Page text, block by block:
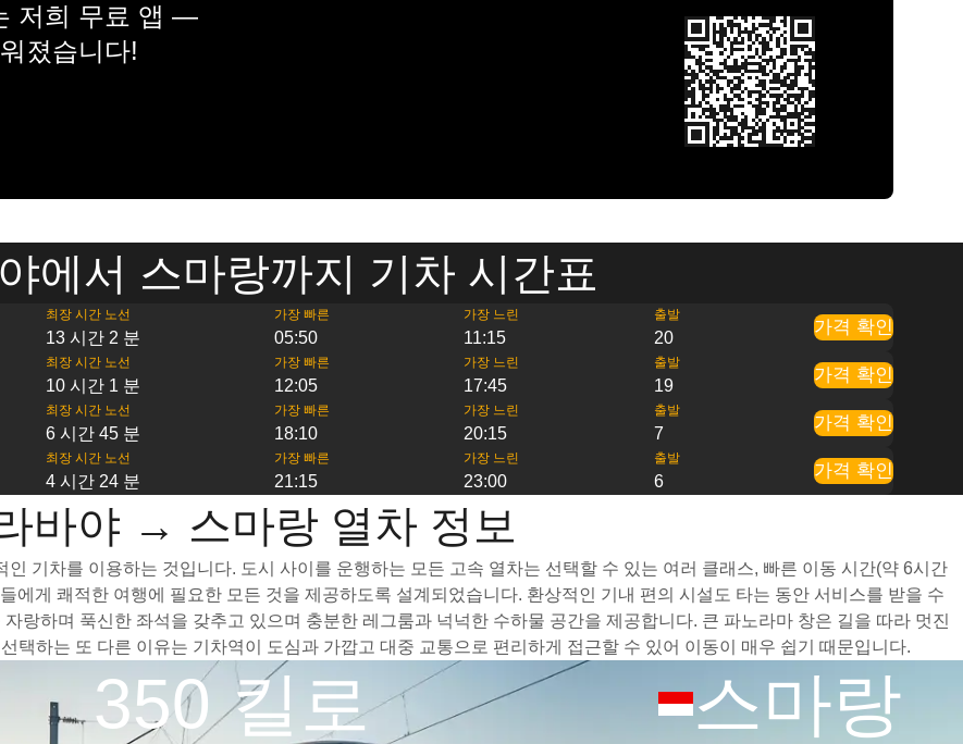
저희 무료 앱 —
졌습니다!
에서 스마랑까지 기차 시간표
최장 시간 노선
13 시간 2 분
가장 빠른
05:50
가장 느린
11:15
출발
20
가격 확인
최장 시간 노선
10 시간 1 분
가장 빠른
12:05
가장 느린
17:45
출발
19
가격 확인
최장 시간 노선
6 시간 45 분
가장 빠른
18:10
가장 느린
20:15
출발
7
가격 확인
최장 시간 노선
4 시간 24 분
가장 빠른
21:15
가장 느린
23:00
출발
6
가격 확인
바야 → 스마랑 열차 정보
기차를 이용하는 것입니다. 도시 사이를 운행하는 모든 고속 열차는 선택할 수 있는 여러 클래스, 빠른 이동 시간(약 6시간
에게 쾌적한 여행에 필요한 모든 것을 제공하도록 설계되었습니다. 환상적인 기내 편의 시설도 타는 동안 서비스를 받을 수
랑하며 푹신한 좌석을 갖추고 있으며 충분한 레그룸과 넉넉한 수하물 공간을 제공합니다. 큰 파노라마 창은 길을 따라 멋진
택하는 또 다른 이유는 기차역이 도심과 가깝고 대중 교통으로 편리하게 접근할 수 있어 이동이 매우 쉽기 때문입니다.
350 킬로 스마랑